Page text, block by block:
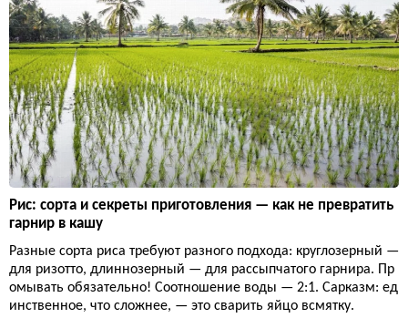
Рис: сорта и секреты приготовления — как не превратить
гарнир в кашу
Разные сорта риса требуют разного подхода: круглозерный —
для ризотто, длиннозерный — для рассыпчатого гарнира. Пр
омывать обязательно! Соотношение воды — 2:1. Сарказм: ед
инственное, что сложнее, — это сварить яйцо всмятку.